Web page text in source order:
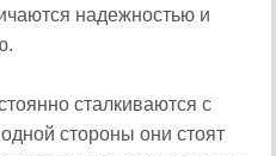
надежностью и
сталкиваются с
стороны они стоят